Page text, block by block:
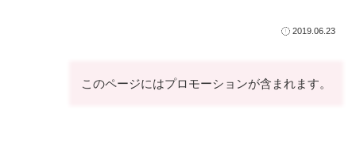
2019.06.23
このページにはプロモーションが含まれます。